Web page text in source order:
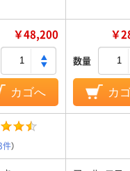
￥48,200
カゴへ
￥
数量
カ
件）